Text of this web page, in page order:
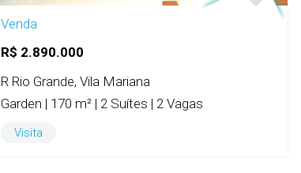
Venda
R$ 2.890.000
R Rio Grande, Vila Mariana
Garden | 170 m² | 2 Suítes | 2 Vagas
Visita